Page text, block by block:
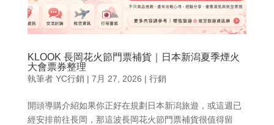
KLOOK 長岡花火節門票補貨｜日本新潟夏季煙火
大會票券整理
執筆者 YC行銷| 7月 27, 2026 | 行銷
開頭導購介紹如果你正好在規劃日本新潟旅遊，或這週已
經安排前往長岡，那這波長岡花火節門票補貨很值得留